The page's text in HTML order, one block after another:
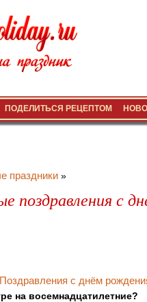
ПОДЕЛИТЬСЯ РЕЦЕПТОМ
праздники »
поздравления с
на восемнадцатилетние?